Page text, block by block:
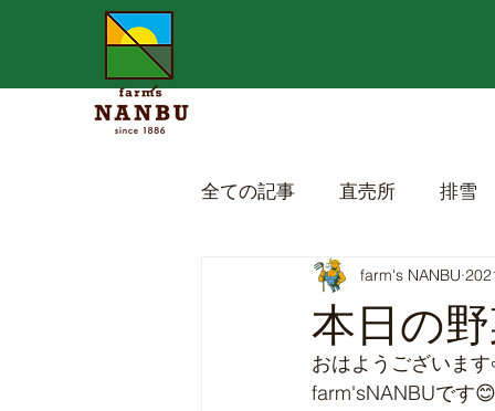
全ての記事 直売所 排雪
本日の
farm's NANBU
おはようございま
farm'sNANBUです😊